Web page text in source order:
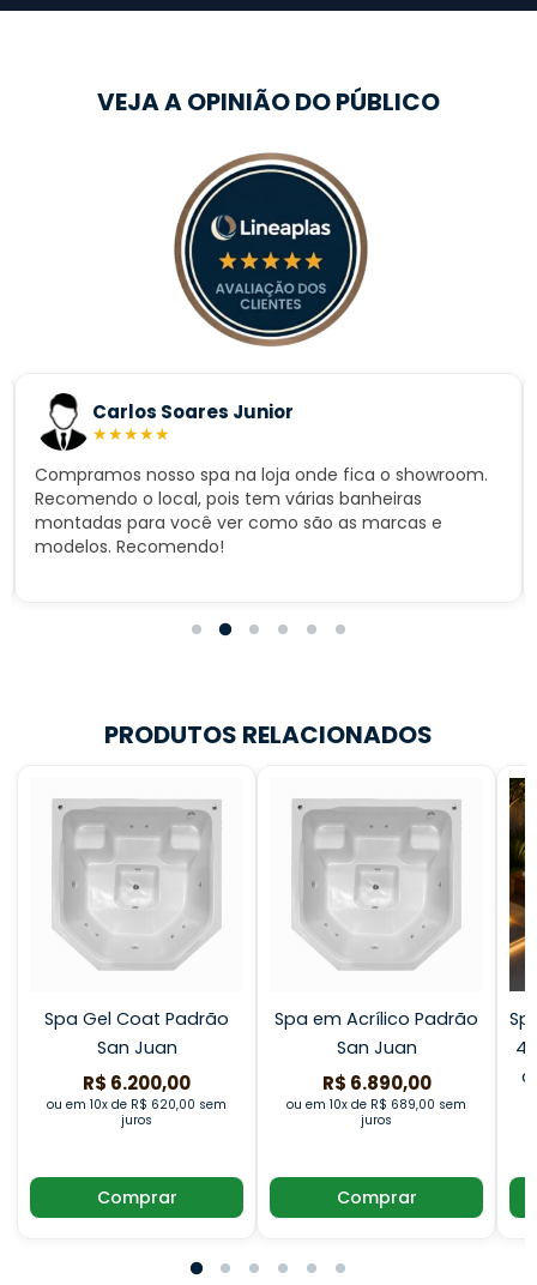
VEJA A OPINIÃO DO PÚBLICO
Carlos Soares Junior
★★★★★
Compramos nosso spa na loja onde fica o showroom.
Recomendo o local, pois tem várias banheiras
montadas para você ver como são as marcas e
modelos. Recomendo!
PRODUTOS RELACIONADOS
Spa Gel Coat Padrão
San Juan
R$ 6.200,00
ou em 10x de R$ 620,00 sem
juros
Comprar
Spa em Acrílico Padrão
San Juan
R$ 6.890,00
ou em 10x de R$ 689,00 sem
juros
Comprar
4